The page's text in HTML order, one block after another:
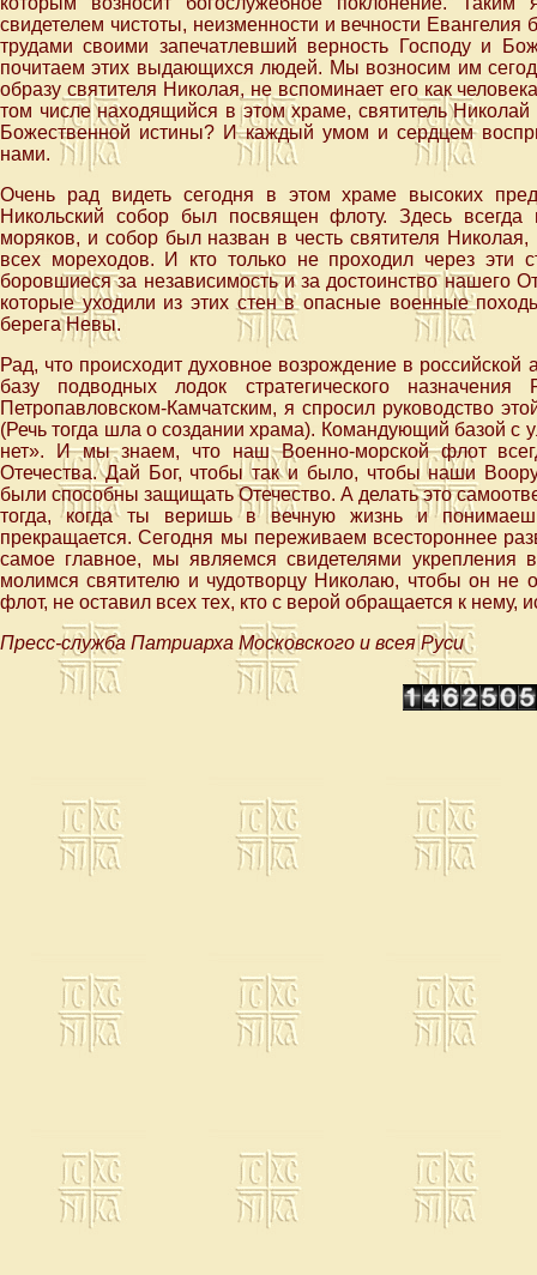
свидетелем чистоты, неизменности и вечности
трудами своими запечатлевший верность Господу и
почитаем этих выдающихся людей. Мы возносим им
образу святителя Николая, не вспоминает его как
том числе находящийся в этом храме, святитель
Божественной истины? И каждый умом и сердцем
нами.
Очень рад видеть сегодня в этом храме высоких
Никольский собор был посвящен флоту. Здесь
моряков, и собор был назван в честь святителя
всех мореходов. И кто только не проходил через эти
боровшиеся за независимость и за достоинство нашего
которые уходили из этих стен в опасные военные
берега Невы.
Рад, что происходит духовное возрождение в
базу подводных лодок стратегического
Петропавловском-Камчатским, я спросил руководство
(Речь тогда шла о создании храма). Командующий базой
нет». И мы знаем, что наш Военно-морской флот
Отечества. Дай Бог, чтобы так и было, чтобы наши
были способны защищать Отечество. А делать это
тогда, когда ты веришь в вечную жизнь и
прекращается. Сегодня мы переживаем всестороннее
самое главное, мы являемся свидетелями
молимся святителю и чудотворцу Николаю, чтобы он не
флот, не оставил всех тех, кто с верой обращается к
Пресс-служба Патриарха Московского и всея Руси